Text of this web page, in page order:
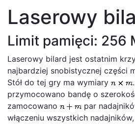
Laserowy
Limit pamięci: 256
Laserowy bilard jest ostatnim
najbardziej snobistycznej części
Stół do tej gry ma wymiary
przymocowano bandę o
zamocowano
par
włączeniu wszystkich